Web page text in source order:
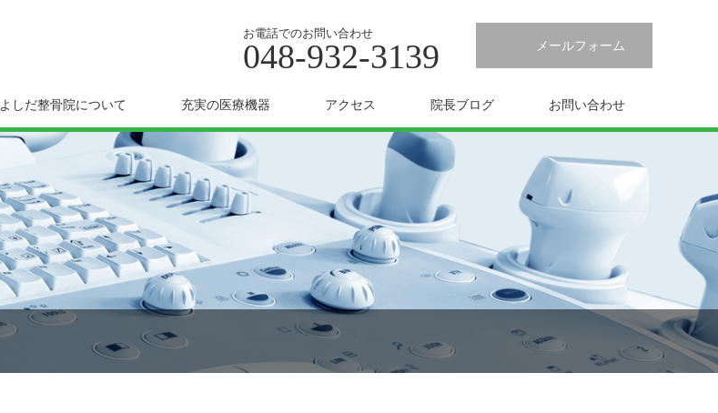
お電話でのお問い合わせ
048-932-3139 メールフォーム
よしだ整骨院について 充実の医療機器 アクセス 院長ブログ お問い合わせ